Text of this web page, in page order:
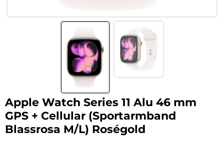
Apple Watch Series 11 Alu 46 mm
GPS + Cellular (Sportarmband
Blassrosa M/L) Roségold